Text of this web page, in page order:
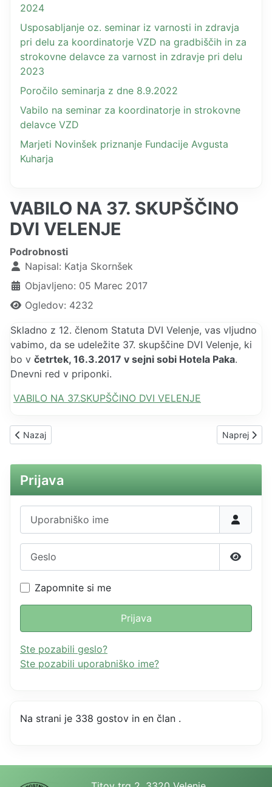
2024
Usposabljanje oz. seminar iz varnosti in zdravja
pri delu za koordinatorje VZD na gradbiščih in za
strokovne delavce za varnost in zdravje pri delu
2023
Poročilo seminarja z dne 8.9.2022
Vabilo na seminar za koordinatorje in strokovne
delavce VZD
Marjeti Novinšek priznanje Fundacije Avgusta
Kuharja
VABILO NA 37. SKUPŠČINO
DVI VELENJE
Podrobnosti
Napisal: Katja Skornšek
Objavljeno: 05 Marec 2017
Ogledov: 4232
Skladno z 12. členom Statuta DVI Velenje, vas vljudno
vabimo, da se udeležite 37. skupščine DVI Velenje, ki
bo v četrtek, 16.3.2017 v sejni sobi Hotela Paka.
Dnevni red v priponki.
VABILO NA 37.SKUPŠČINO DVI VELENJE
Prejšnji prispevek: POROČILO IN GRADIVO IZ SEMINARJA VZD
Nazaj Naslednji
Naprej
Prijava
Uporabniško ime
Zapomnite si me
Prijava
Ste pozabili geslo?
Ste pozabili uporabniško ime?
Na strani je 338 gostov in en član .